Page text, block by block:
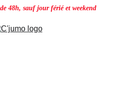
48h, sauf jour férié et weekend